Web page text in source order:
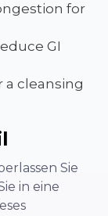
for
GI
a cleansing
Sie
in eine